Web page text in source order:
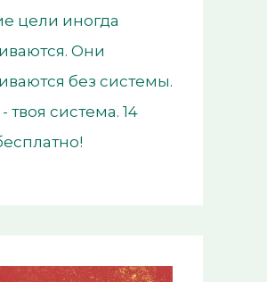
цели иногда
Они
без системы.
твоя система. 14